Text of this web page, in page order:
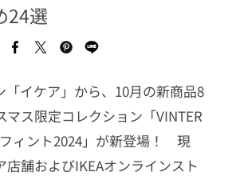
24選
「イケア」から、10月の新商品8
マス限定コレクション「VINTER
ィント2024」が新登場！ 現
舗およびIKEAオンラインスト